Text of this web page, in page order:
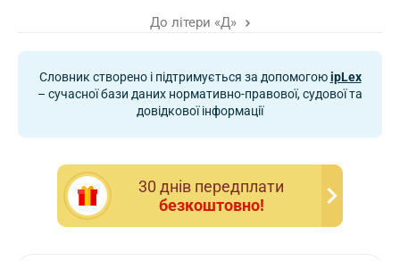
До літери «Д»
Словник створено і підтримується за допомогоюipLex
– сучасної бази даних нормативно-правової, судової та
довідкової інформації
30 днiв передплати
безкоштовно!